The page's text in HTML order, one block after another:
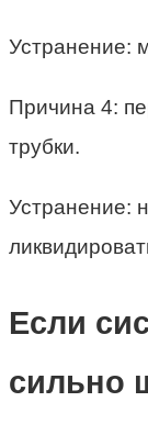
Устранение:
Причина 4:
трубки.
Устранение:
Если
сильно